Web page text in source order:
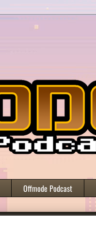
Offmode Podcast